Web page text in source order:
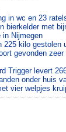
in wc en 23
bierkelder met
in Nijmegen
225 kilo gestolen
gevonden
Trigger levert
onder huis
vier welpjes